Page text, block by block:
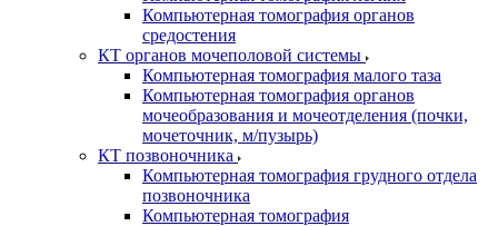
Компьютерная томография органов
средостения
КТ органов мочеполовой системы
Компьютерная томография малого таза
Компьютерная томография органов
мочеобразования и мочеотделения (почки,
мочеточник, м/пузырь)
КТ позвоночника
Компьютерная томография грудного отдела
позвоночника
Компьютерная томография